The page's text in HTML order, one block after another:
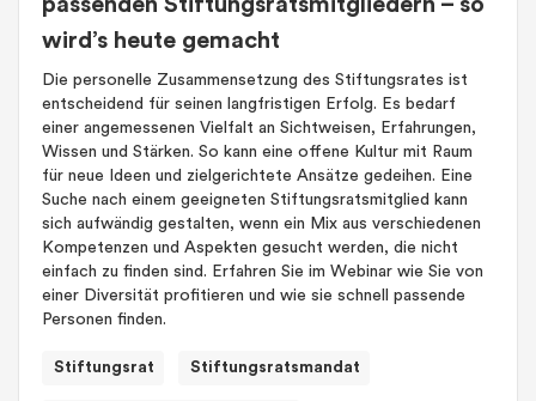
passenden Stiftungsratsmitgliedern – so
wird’s heute gemacht
Die personelle Zusammensetzung des Stiftungsrates ist
entscheidend für seinen langfristigen Erfolg. Es bedarf
einer angemessenen Vielfalt an Sichtweisen, Erfahrungen,
Wissen und Stärken. So kann eine offene Kultur mit Raum
für neue Ideen und zielgerichtete Ansätze gedeihen. Eine
Suche nach einem geeigneten Stiftungsratsmitglied kann
sich aufwändig gestalten, wenn ein Mix aus verschiedenen
Kompetenzen und Aspekten gesucht werden, die nicht
einfach zu finden sind. Erfahren Sie im Webinar wie Sie von
einer Diversität profitieren und wie sie schnell passende
Personen finden.
Stiftungsrat Stiftungsratsmandat